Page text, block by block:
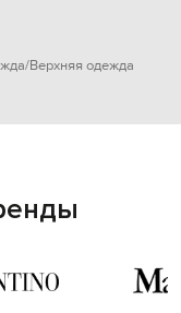
Верхняя одежда